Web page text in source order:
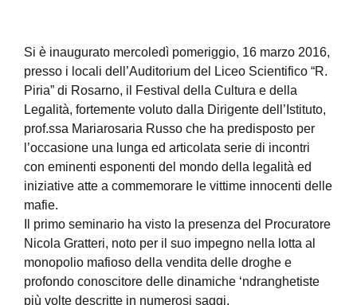
Si è inaugurato mercoledì pomeriggio, 16 marzo 2016,
presso i locali dell’Auditorium del Liceo Scientifico “R.
Piria” di Rosarno, il Festival della Cultura e della
Legalità, fortemente voluto dalla Dirigente dell’Istituto,
prof.ssa Mariarosaria Russo che ha predisposto per
l’occasione una lunga ed articolata serie di incontri
con eminenti esponenti del mondo della legalità ed
iniziative atte a commemorare le vittime innocenti delle
mafie.
Il primo seminario ha visto la presenza del Procuratore
Nicola Gratteri, noto per il suo impegno nella lotta al
monopolio mafioso della vendita delle droghe e
profondo conoscitore delle dinamiche ‘ndranghetiste
più volte descritte in numerosi saggi.